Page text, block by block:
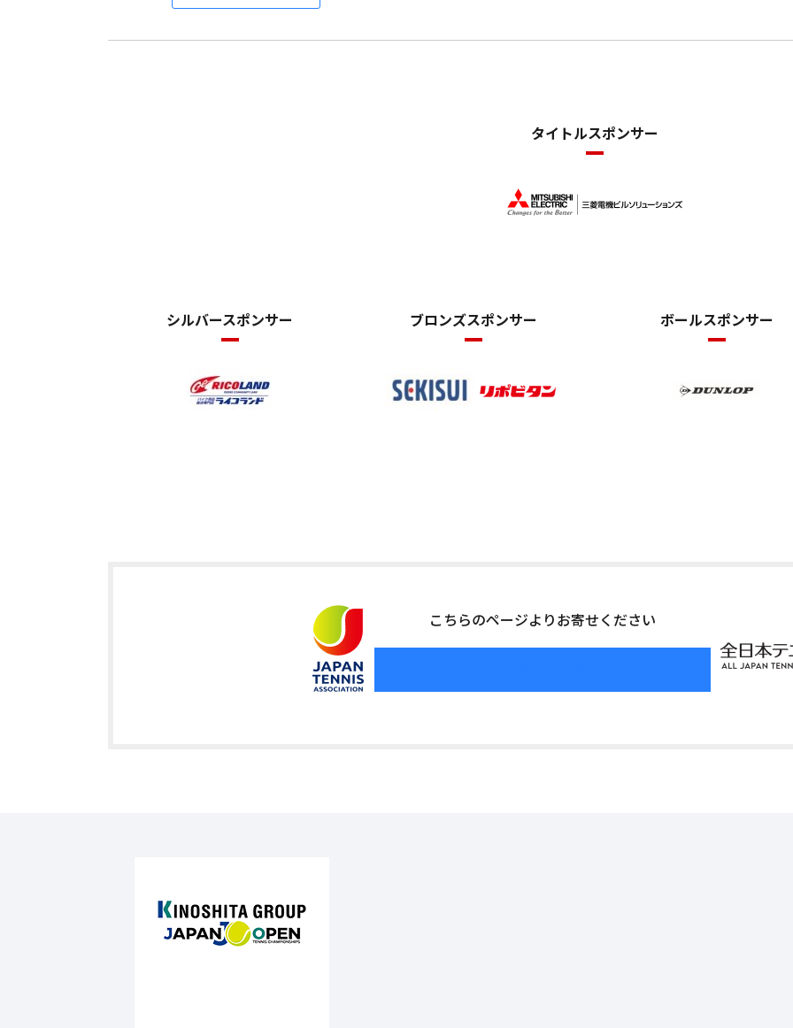
タイトルスポンサー
シルバースポンサー ブロンズスポンサー ボールスポンサー
こちらのページよりお寄せください